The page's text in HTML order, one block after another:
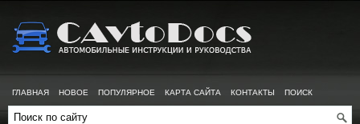
ГЛАВНАЯ НОВОЕ ПОПУЛЯРНОЕ КАРТА САЙТА КОНТАКТЫ ПОИСК